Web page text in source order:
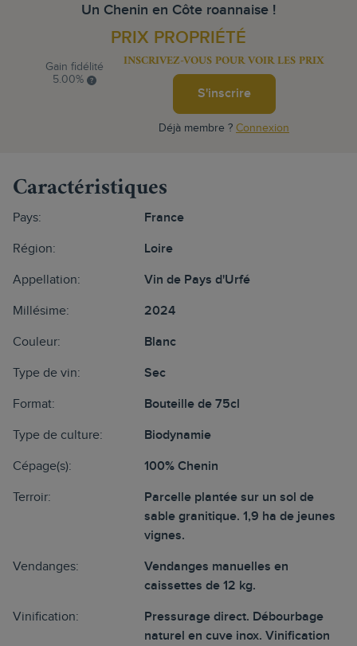
Un Chenin en Côte roannaise !
PRIX PROPRIÉTÉ
Gain fidélité
5.00%
INSCRIVEZ-VOUS POUR VOIR LES PRIX
S'inscrire
Déjà membre ? Connexion
Caractéristiques
Pays: France
Région: Loire
Appellation: Vin de Pays d'Urfé
Millésime: 2024
Couleur: Blanc
Type de vin: Sec
Format: Bouteille de 75cl
Type de culture: Biodynamie
Cépage(s): 100% Chenin
Terroir:
Parcelle plantée sur un sol de
sable granitique. 1,9 ha de jeunes
vignes.
Vendanges:
Vendanges manuelles en
caissettes de 12 kg.
Vinification:
Pressurage direct. Débourbage
naturel en cuve inox. Vinification